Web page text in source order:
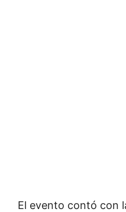
El evento contó con